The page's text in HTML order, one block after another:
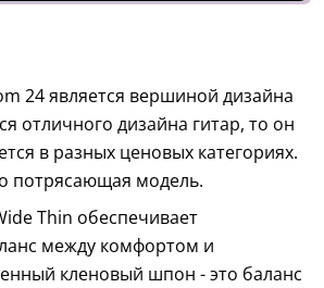
24 является вершиной дизайна
отличного дизайна гитар, то он
в разных ценовых категориях.
потрясающая модель.
Thin обеспечивает
между комфортом и
кленовый шпон - это баланс